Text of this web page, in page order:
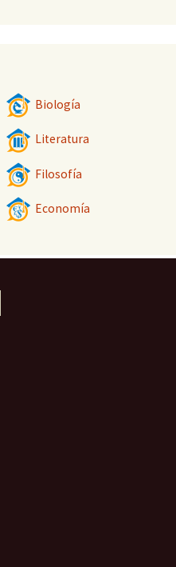
Biología
Literatura
Filosofía
Economía